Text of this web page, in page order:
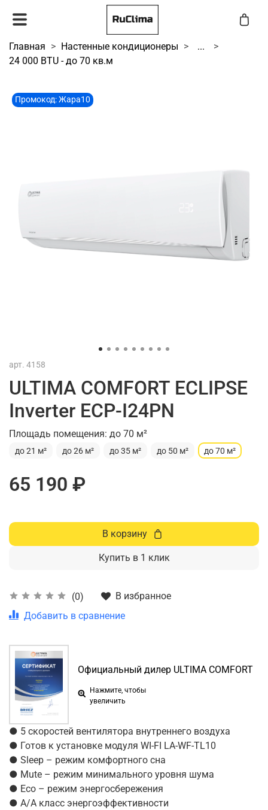
Главная Настенные кондиционеры
...
24 000 BTU - до 70 кв.м
Промокод: Жара10
арт. 4158
ULTIMA COMFORT ECLIPSE
Inverter ECP-I24PN
Площадь помещения: до 70 м²
до 21 м² до 26 м² до 35 м² до 50 м² до 70 м²
(0)
В избранное
Добавить в сравнение
65 190 ₽
В корзину
Купить в 1 клик
Официальный дилер ULTIMA COMFORT
Нажмите, чтобы
увеличить
● 5 скоростей вентилятора внутреннего воздуха
● Готов к установке модуля WI-FI LA-WF-TL10
● Sleep – режим комфортного сна
● Mute – режим минимального уровня шума
● Eco – режим энергосбережения
● A/A класс энергоэффективности